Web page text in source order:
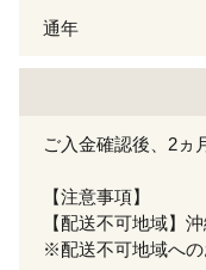
通年
ご入金確認後、2ヵ
【注意事項】
【配送不可地域】
※配送不可地域への